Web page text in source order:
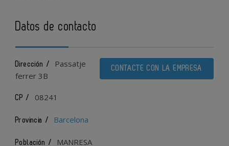
Datos de contacto
CONTACTE CON LA EMPRESA
Dirección /
Passatje
ferrer 3B
CP / 08241
Provincia / Barcelona
Población / MANRESA